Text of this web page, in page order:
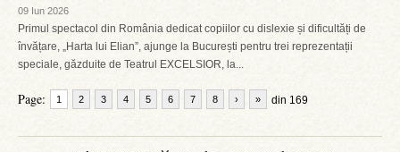
09 Iun 2026
Primul spectacol din România dedicat copiilor cu dislexie și dificultăți de
învățare, „Harta lui Elian”, ajunge la București pentru trei reprezentații
speciale, găzduite de Teatrul EXCELSIOR, la...
Page: 1 2 3 4 5 6 7 8 din 169
› »